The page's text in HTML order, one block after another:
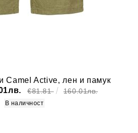
Camel Active, лен и памук
€81.81 160.01лв.
В наличност